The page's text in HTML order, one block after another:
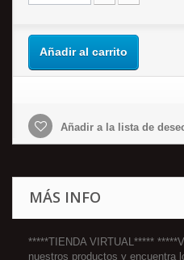
Añadir al carrito
Añadir a la lista de
MÁS INFO
*****TIENDA VIRTUAL*****
nuestros productos y encuentra